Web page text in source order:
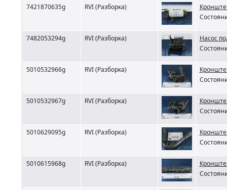
7421870635g RVI (Разборка)
7482053294g RVI (Разборка)
Насос
5010532966g RVI (Разборка)
5010532967g RVI (Разборка)
5010629095g RVI (Разборка)
5010615968g RVI (Разборка)